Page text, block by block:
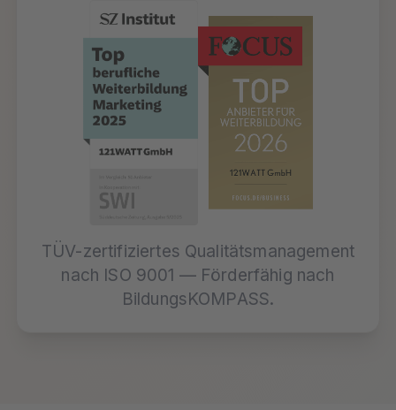
TÜV-zertifiziertes Qualitätsmanagement
nach ISO 9001 — Förderfähig nach
BildungsKOMPASS.